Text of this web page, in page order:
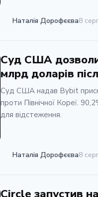
Наталія Дорофєєва8
Суд США
млрд доларів
Суд США надав Bybit
проти Північної Кореї.
для відстеження.
Наталія Дорофєєва8
Circle запустив